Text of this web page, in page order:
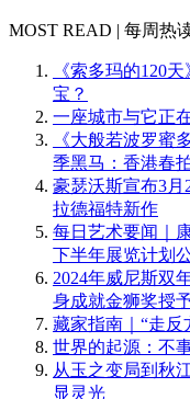
MOST READ | 每周热
《索多玛的120
宝？
一座城市与它正
《大般若波罗蜜
季黑马：香港春
豪瑟沃斯宣布3月
拉德福特新作
每日艺术要闻｜
下半年展览计划
2024年威尼斯双
身成就金狮奖授
藏家指南｜“走反
世界的起源：不
从玉之变局到秋
显灵光